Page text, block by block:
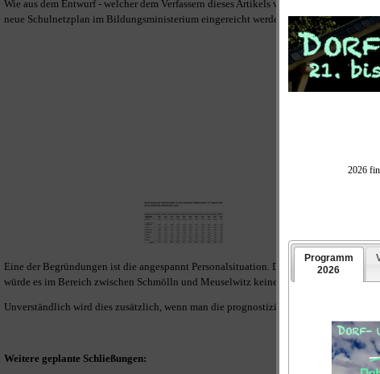
Wie aus dem Entwurf - welcher dem Verfassern dieses Artikels vorliegt - hevorgeht,
neue Schulnetzplan im Bildungsministerium eingereicht werden.
Eine der Begründungen ist die angespannt Personalsituation. Da im ehemaligen
würde es im Bereich zwischen Schmölln und Meuselwitz keinen weiteren
Unverständlich wird dies zusätzlich, wenn man die prognostizierten Schülerzahlen
Weitere geplante Schließungen: